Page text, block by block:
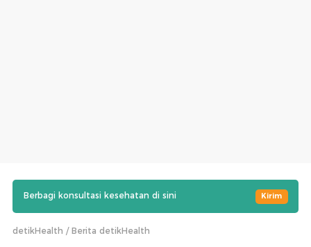
Berbagi konsultasi kesehatan di sini Kirim
detikHealth Berita detikHealth